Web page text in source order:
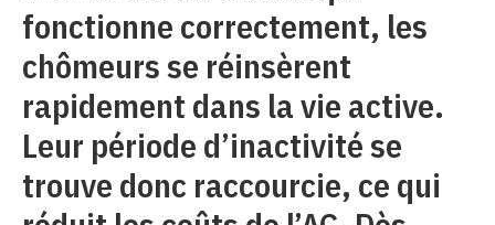
fonctionne correctement, les
chômeurs se réinsèrent
rapidement dans la vie active.
Leur période d’inactivité se
trouve donc raccourcie, ce qui